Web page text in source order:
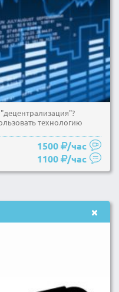
технологию
1500
/час
1100
/час